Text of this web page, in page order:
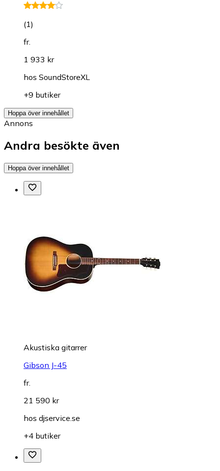
(1)
fr.
1 933 kr
hos SoundStoreXL
+9 butiker
Hoppa över innehållet
Annons
Andra besökte även
Hoppa över innehållet
Akustiska gitarrer
Gibson J-45
fr.
21 590 kr
hos djservice.se
+4 butiker